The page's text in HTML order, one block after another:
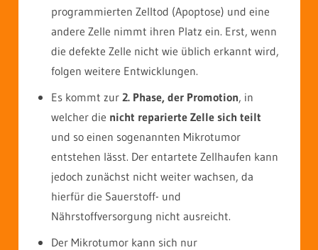
programmierten Zelltod (Apoptose) und eine
andere Zelle nimmt ihren Platz ein. Erst, wenn
die defekte Zelle nicht wie üblich erkannt wird,
folgen weitere Entwicklungen.
Es kommt zur2. Phase, der Promotion, in
welcher die nicht reparierte Zelle sich teilt
und so einen sogenannten Mikrotumor
entstehen lässt. Der entartete Zellhaufen kann
jedoch zunächst nicht weiter wachsen, da
hierfür die Sauerstoff- und
Nährstoffversorgung nicht ausreicht.
Der Mikrotumor kann sich nur